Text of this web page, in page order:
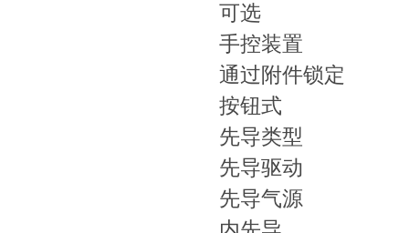
可选
手控装置
通过附件锁定
按钮式
先导类型
先导驱动
先导气源